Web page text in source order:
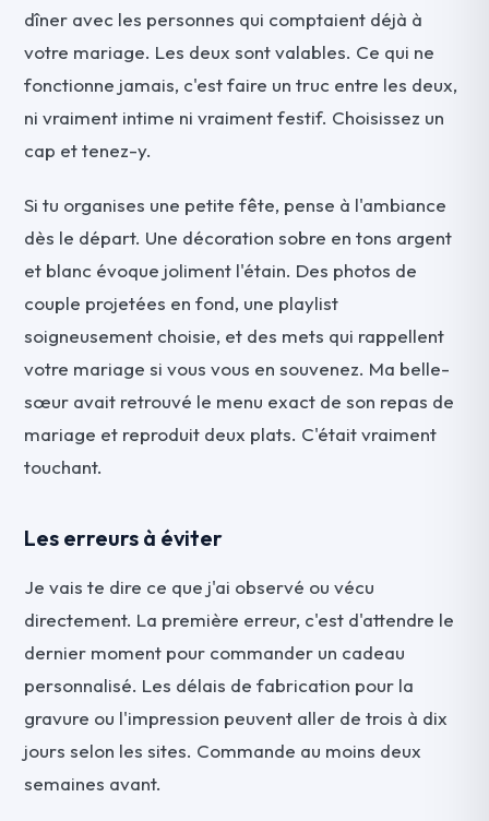
dîner avec les personnes qui comptaient déjà à
votre mariage. Les deux sont valables. Ce qui ne
fonctionne jamais, c'est faire un truc entre les deux,
ni vraiment intime ni vraiment festif. Choisissez un
cap et tenez-y.
Si tu organises une petite fête, pense à l'ambiance
dès le départ. Une décoration sobre en tons argent
et blanc évoque joliment l'étain. Des photos de
couple projetées en fond, une playlist
soigneusement choisie, et des mets qui rappellent
votre mariage si vous vous en souvenez. Ma belle-
sœur avait retrouvé le menu exact de son repas de
mariage et reproduit deux plats. C'était vraiment
touchant.
Les erreurs à éviter
Je vais te dire ce que j'ai observé ou vécu
directement. La première erreur, c'est d'attendre le
dernier moment pour commander un cadeau
personnalisé. Les délais de fabrication pour la
gravure ou l'impression peuvent aller de trois à dix
jours selon les sites. Commande au moins deux
semaines avant.